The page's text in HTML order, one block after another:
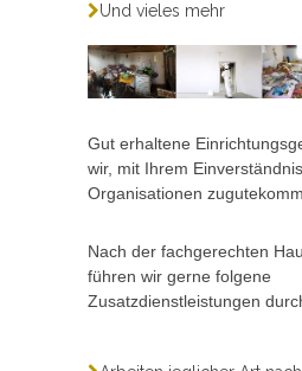
Und vieles mehr
Gut erhaltene
wir, mit Ihrem
Organisationen
Nach der fachgerechten
führen wir gerne folgene
Zusatzdienstleistungen